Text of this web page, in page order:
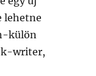
lehetne
külön
writer,